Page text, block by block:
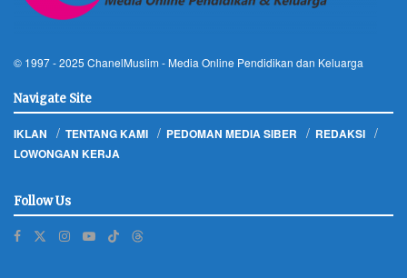
© 1997 - 2025 ChanelMuslim - Media Online Pendidikan dan Keluarga
Navigate Site
IKLAN TENTANG KAMI PEDOMAN MEDIA SIBER
REDAKSI
LOWONGAN KERJA
Follow Us